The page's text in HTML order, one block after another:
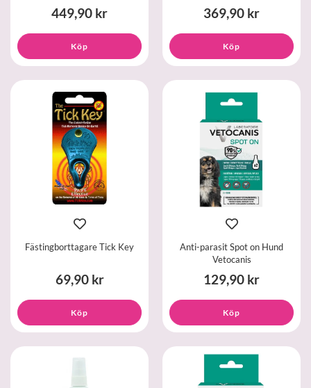
449,90 kr
Köp
369,90 kr
Köp
Fästingborttagare Tick Key
69,90 kr
Köp
Anti-parasit Spot on Hund
Vetocanis
129,90 kr
Köp